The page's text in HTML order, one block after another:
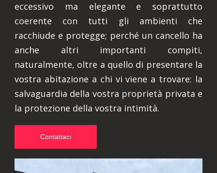
eccessivo ma elegante e soprattutto
coerente con tutti gli ambienti che
racchiude e protegge; perché un cancello ha
anche altri importanti compiti,
naturalmente, oltre a quello di presentare la
vostra abitazione a chi vi viene a trovare: la
salvaguardia della vostra proprietà privata e
la protezione della vostra intimità.
Contattaci